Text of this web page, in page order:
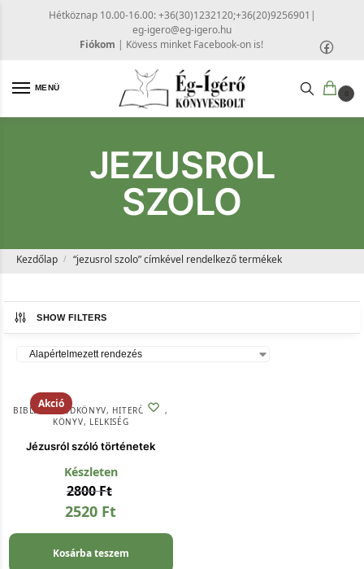
Hétköznap 10.00-16.00: +36(30)1232120;+36(20)9256901 |
eg-igero@eg-igero.hu
Fiókom | Kövess minket Facebook-on is!
MENÜ
0
JEZUSROL
SZOLO
Kezdőlap / “jezusrol szolo” címkével rendelkező termékek
SHOW FILTERS
Akció
BIBLIAI SEGÉDKÖNYV, HITERŐSÍTŐ,
KÖNYV, LELKISÉG
Jézusról szóló történetek
Készleten
2800Ft
2520 Ft
Kosárba teszem